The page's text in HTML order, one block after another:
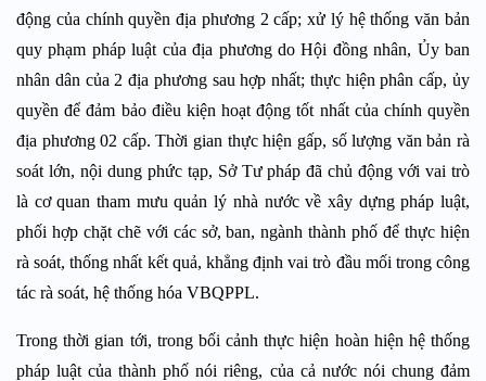
động của chính quyền địa phương 2 cấp; xử lý hệ thống văn bản
quy phạm pháp luật của địa phương do Hội đồng nhân, Ủy ban
nhân dân của 2 địa phương sau hợp nhất; thực hiện phân cấp, ủy
quyền để đảm bảo điều kiện hoạt động tốt nhất của chính quyền
địa phương 02 cấp. Thời gian thực hiện gấp, số lượng văn bản rà
soát lớn, nội dung phức tạp, Sở Tư pháp đã chủ động với vai trò
là cơ quan tham mưu quản lý nhà nước về xây dựng pháp luật,
phối hợp chặt chẽ với các sở, ban, ngành thành phố để thực hiện
rà soát, thống nhất kết quả, khẳng định vai trò đầu mối trong công
tác rà soát, hệ thống hóa VBQPPL.
Trong thời gian tới, trong bối cảnh thực hiện hoàn hiện hệ thống
pháp luật của thành phố nói riêng, của cả nước nói chung đảm